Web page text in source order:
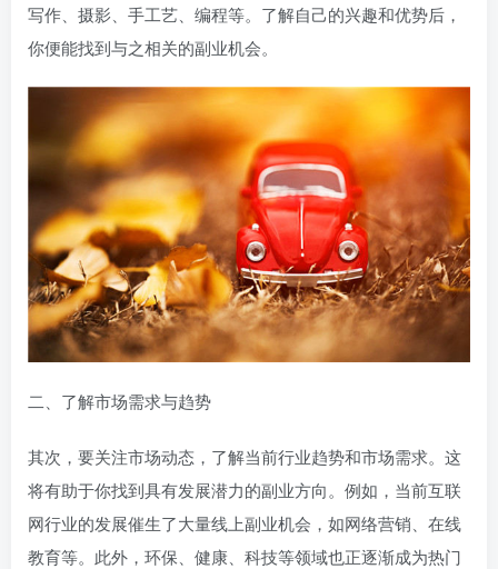
写作、摄影、手工艺、编程等。了解自己的兴趣和优势后，
你便能找到与之相关的副业机会。
二、了解市场需求与趋势
其次，要关注市场动态，了解当前行业趋势和市场需求。这
将有助于你找到具有发展潜力的副业方向。例如，当前互联
网行业的发展催生了大量线上副业机会，如网络营销、在线
教育等。此外，环保、健康、科技等领域也正逐渐成为热门